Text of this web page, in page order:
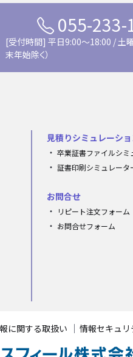
055-233-
[受付時間] 平日9:00〜18:00 / 土
末年始除く）
見積りシミュレーシ
卒業証書ファイルシミ
証書印刷シミュレータ
お問合せ
リピート注文フォーム
お問合せフォーム
に関する取扱い 情報セキュリ